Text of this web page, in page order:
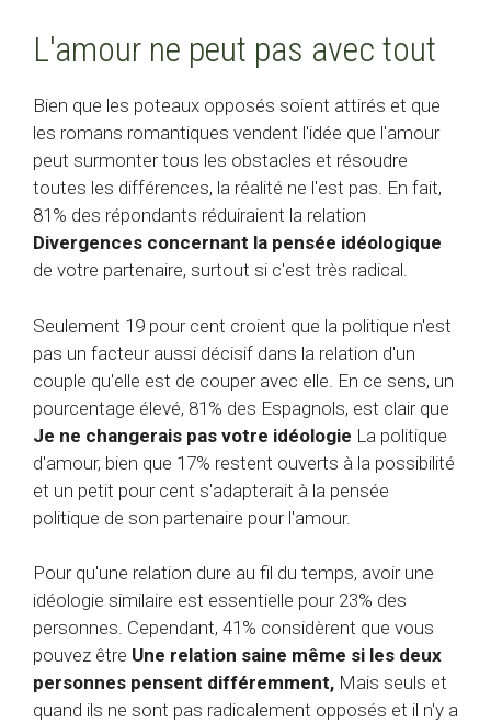
L'amour ne peut pas avec tout
Bien que les poteaux opposés soient attirés et que
les romans romantiques vendent l'idée que l'amour
peut surmonter tous les obstacles et résoudre
toutes les différences, la réalité ne l'est pas. En fait,
81% des répondants réduiraient la relation
Divergences concernant la pensée idéologique
de votre partenaire, surtout si c'est très radical.
Seulement 19 pour cent croient que la politique n'est
pas un facteur aussi décisif dans la relation d'un
couple qu'elle est de couper avec elle. En ce sens, un
pourcentage élevé, 81% des Espagnols, est clair que
Je ne changerais pas votre idéologie La politique
d'amour, bien que 17% restent ouverts à la possibilité
et un petit pour cent s'adapterait à la pensée
politique de son partenaire pour l'amour.
Pour qu'une relation dure au fil du temps, avoir une
idéologie similaire est essentielle pour 23% des
personnes. Cependant, 41% considèrent que vous
pouvez être Une relation saine même si les deux
personnes pensent différemment, Mais seuls et
quand ils ne sont pas radicalement opposés et il n'y a